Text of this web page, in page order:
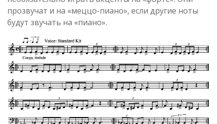
прозвучат и на «меццо-пиано», если другие ноты
будут звучать на «пиано».